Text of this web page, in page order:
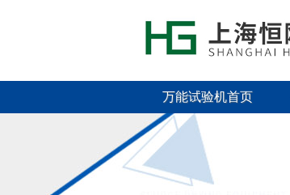
万能试验机首页